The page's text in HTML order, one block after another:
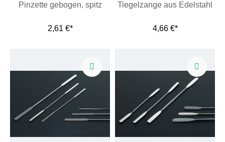
Pinzette gebogen, spitz
2,61 €*
Tiegelzange aus Edelstahl
4,66 €*